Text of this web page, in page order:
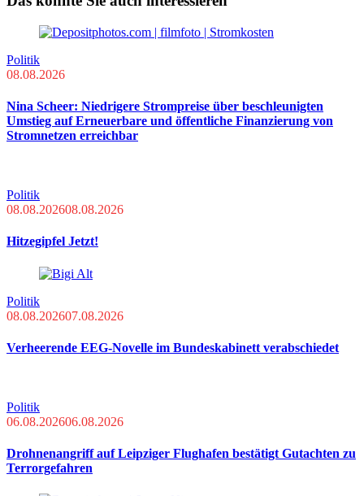
Politik
08.08.2026
Nina Scheer: Niedrigere Strompreise über beschleunigten
Umstieg auf Erneuerbare und öffentliche Finanzierung von
Stromnetzen erreichbar
Politik
08.08.202608.08.2026
Hitzegipfel Jetzt!
Politik
08.08.202607.08.2026
Verheerende EEG-Novelle im Bundeskabinett verabschiedet
Politik
06.08.202606.08.2026
Drohnenangriff auf Leipziger Flughafen bestätigt Gutachten zu
Terrorgefahren